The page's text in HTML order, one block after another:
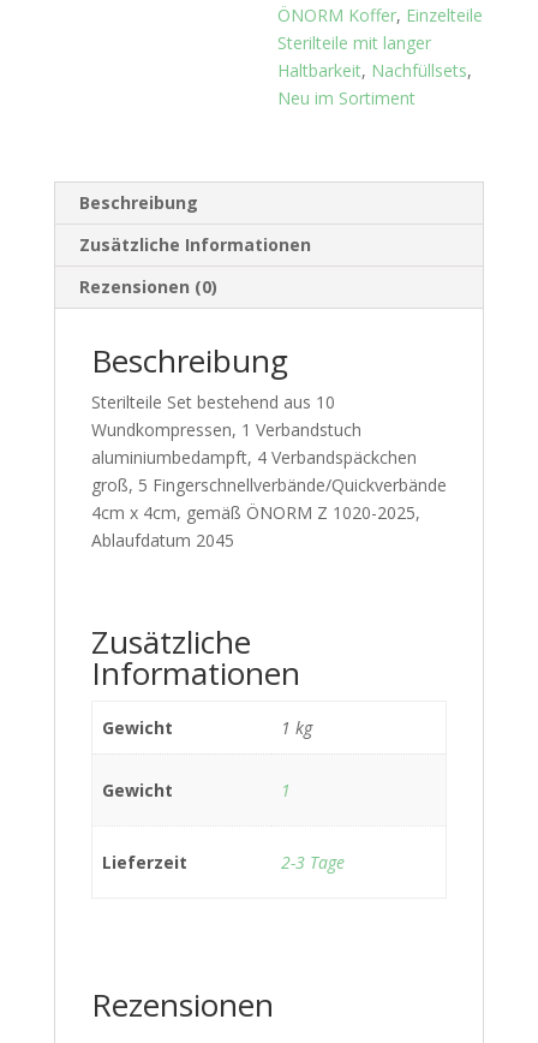
ÖNORM Koffer, Einzelteile
Sterilteile mit langer
Haltbarkeit, Nachfüllsets,
Neu im Sortiment
Beschreibung
Zusätzliche Informationen
Rezensionen (0)
Beschreibung
Sterilteile Set bestehend aus 10
Wundkompressen, 1 Verbandstuch
aluminiumbedampft, 4 Verbandspäckchen
groß, 5 Fingerschnellverbände/Quickverbände
4cm x 4cm, gemäß ÖNORM Z 1020-2025,
Ablaufdatum 2045
Zusätzliche
Informationen
Gewicht 1 kg
Gewicht 1
Lieferzeit 2-3 Tage
Rezensionen